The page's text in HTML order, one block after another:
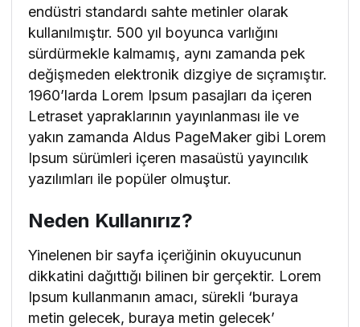
endüstri standardı sahte metinler olarak
kullanılmıştır. 500 yıl boyunca varlığını
sürdürmekle kalmamış, aynı zamanda pek
değişmeden elektronik dizgiye de sıçramıştır.
1960’larda Lorem Ipsum pasajları da içeren
Letraset yapraklarının yayınlanması ile ve
yakın zamanda Aldus PageMaker gibi Lorem
Ipsum sürümleri içeren masaüstü yayıncılık
yazılımları ile popüler olmuştur.
Neden Kullanırız?
Yinelenen bir sayfa içeriğinin okuyucunun
dikkatini dağıttığı bilinen bir gerçektir. Lorem
Ipsum kullanmanın amacı, sürekli ‘buraya
metin gelecek, buraya metin gelecek’